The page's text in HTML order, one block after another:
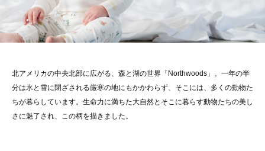
北アメリカの中央北部に広がる、森と湖の世界「Northwoods」。一年の半
分は氷と雪に閉ざされる厳寒の地にもかかわらず、そこには、多くの動物た
ちが暮らしています。生命力に満ちた大自然とそこに暮らす動物たちの美し
さに魅了され、この柄を描きました。